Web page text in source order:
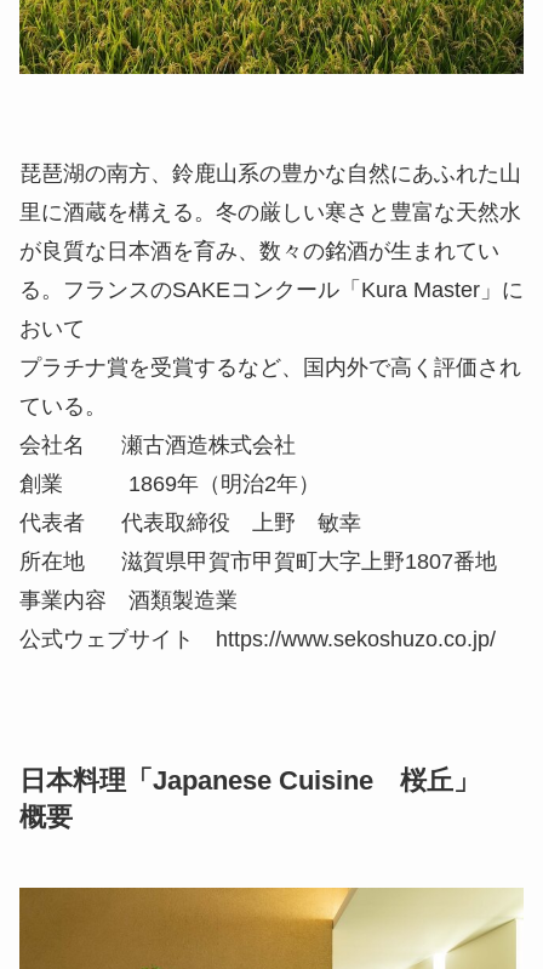
琵琶湖の南方、鈴鹿山系の豊かな自然にあふれた山
里に酒蔵を構える。冬の厳しい寒さと豊富な天然水
が良質な日本酒を育み、数々の銘酒が生まれてい
る。フランスのSAKEコンクール「Kura Master」に
おいて
プラチナ賞を受賞するなど、国内外で高く評価され
ている。
会社名 瀬古酒造株式会社
創業 1869年（明治2年）
代表者 代表取締役 上野 敏幸
所在地 滋賀県甲賀市甲賀町大字上野1807番地
事業内容 酒類製造業
公式ウェブサイト https://www.sekoshuzo.co.jp/
日本料理「Japanese Cuisine 桜丘」
概要